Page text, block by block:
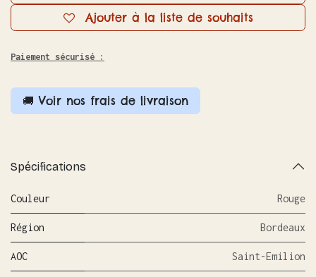
Ajouter à la liste de souhaits
Paiement sécurisé :
🚚 Voir nos frais de livraison
Spécifications
Couleur Rouge
Région Bordeaux
AOC Saint-Emilion